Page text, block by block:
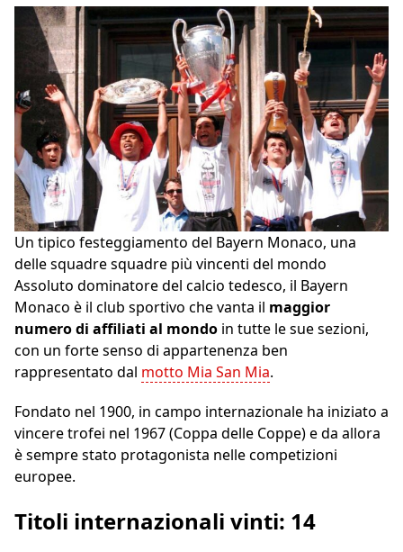
Un tipico festeggiamento del Bayern Monaco, una
delle squadre squadre più vincenti del mondo
Assoluto dominatore del calcio tedesco, il Bayern
Monaco è il club sportivo che vanta il maggior
numero di affiliati al mondo in tutte le sue sezioni,
con un forte senso di appartenenza ben
rappresentato dal motto Mia San Mia.
Fondato nel 1900, in campo internazionale ha iniziato a
vincere trofei nel 1967 (Coppa delle Coppe) e da allora
è sempre stato protagonista nelle competizioni
europee.
Titoli internazionali vinti: 14